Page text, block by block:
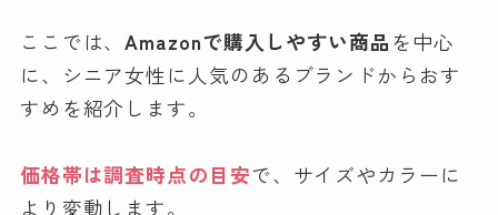
ここでは、Amazonで購入しやすい商品を中心
に、シニア女性に人気のあるブランドからおす
すめを紹介します。
価格帯は調査時点の目安で、サイズやカラーに
より変動します。